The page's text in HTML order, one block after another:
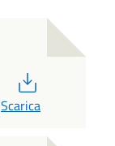
Scarica